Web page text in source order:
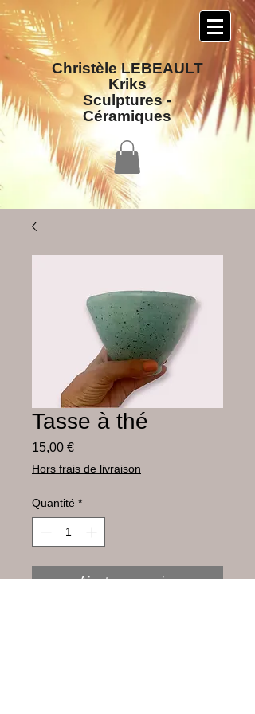
Christèle LEBEAULT
Kriks
Sculptures​ -
Céramiques
Tasse à thé
15,00 €Prix
Hors frais de livraison
Quantité *
Ajouter au panier